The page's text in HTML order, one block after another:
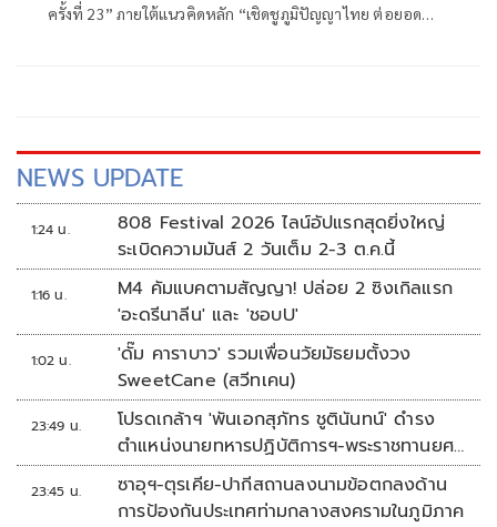
ครั้งที่ 23” ภายใต้แนวคิดหลัก “เชิดชูภูมิปัญญาไทย ต่อยอด
NEWS UPDATE
1:24 น.
808 Festival 2026 ไลน์อัปแรกสุดยิ่งใหญ่
ระเบิดความมันส์ 2 วันเต็ม 2-3 ต.ค.นี้
1:16 น.
M4 คัมแบคตามสัญญา! ปล่อย 2 ซิงเกิลแรก
'อะดรีนาลีน' และ 'ชอบU'
1:02 น.
'ดั๊ม คาราบาว' รวมเพื่อนวัยมัธยมตั้งวง
SweetCane (สวีทเคน)
23:49 น.
โปรดเกล้าฯ 'พันเอกสุภัทร ชูตินันทน์' ดำรง
ตำแหน่งนายทหารปฏิบัติการฯ-พระราชทานยศ
'พลตรี'
23:45 น.
ซาอุฯ-ตุรเคีย-ปากีสถานลงนามข้อตกลงด้าน
การป้องกันประเทศท่ามกลางสงครามในภูมิภาค